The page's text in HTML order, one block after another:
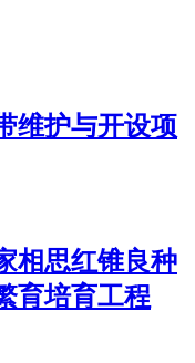
维护与开设项
相思红锥良种
育培育工程